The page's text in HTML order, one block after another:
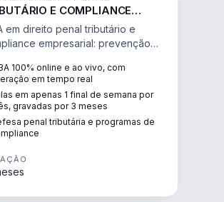
E COMPLIANCE
em direito penal tributário e
empresarial: prevenção à
e auditoria.
100% online e ao vivo, com
em tempo real
em apenas 1 final de semana por
gravadas por 3 meses
penal tributária e programas de